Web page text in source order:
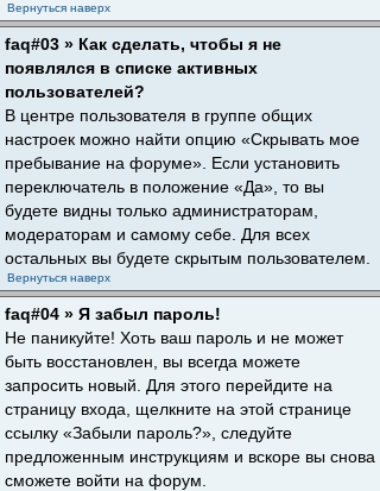
Вернуться наверх
faq#03 » Как сделать, чтобы я не
появлялся в списке активных
пользователей?
В центре пользователя в группе общих
настроек можно найти опцию «Скрывать мое
пребывание на форуме». Если установить
переключатель в положение «Да», то вы
будете видны только администраторам,
модераторам и самому себе. Для всех
остальных вы будете скрытым пользователем.
Вернуться наверх
faq#04 » Я забыл пароль!
Не паникуйте! Хоть ваш пароль и не может
быть восстановлен, вы всегда можете
запросить новый. Для этого перейдите на
страницу входа, щелкните на этой странице
ссылку «Забыли пароль?», следуйте
предложенным инструкциям и вскоре вы снова
сможете войти на форум.